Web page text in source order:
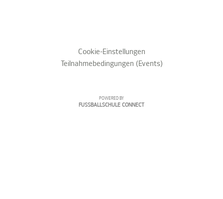
Cookie-Einstellungen
Teilnahmebedingungen (Events)
POWERED BY
FUSSBALLSCHULE CONNECT